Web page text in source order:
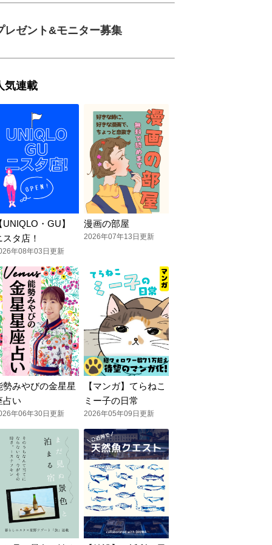
レゼント&モニター募集
気連載
UNIQLO・GU】
スタ店！
年08年03日更新
漫画の部屋
2026年07年13日更新
勢みやびの金星星
占い
年06年30日更新
【マンガ】てらねこ
ミー子の日常
2026年05年09日更新